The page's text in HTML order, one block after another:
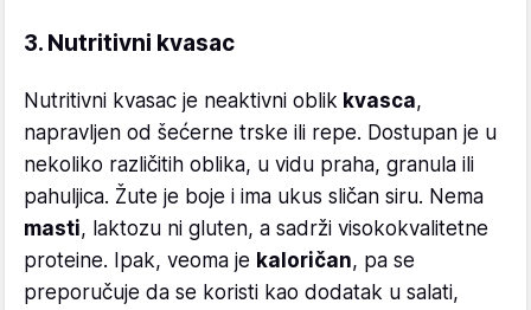
3. Nutritivni kvasac
Nutritivni kvasac je neaktivni oblik kvasca,
napravljen od šećerne trske ili repe. Dostupan je u
nekoliko različitih oblika, u vidu praha, granula ili
pahuljica. Žute je boje i ima ukus sličan siru. Nema
masti, laktozu ni gluten, a sadrži visokokvalitetne
proteine. Ipak, veoma je kaloričan, pa se
preporučuje da se koristi kao dodatak u salati,